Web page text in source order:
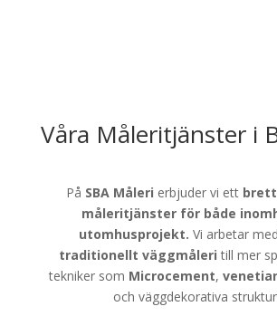
Våra Måleritjänster i
På SBA Måleri erbjuder vi ett
måleritjänster för både
utomhusprojekt. Vi arbetar
traditionellt väggmåleri till mer
tekniker som Microcement,
och väggdekorativa